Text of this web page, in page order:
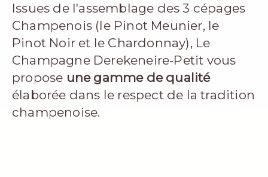
Issues de l'assemblage des 3 cépages
Champenois (le Pinot Meunier, le
Pinot Noir et le Chardonnay), Le
Champagne Derekeneire-Petit vous
propose une gamme de qualité
élaborée dans le respect de la tradition
champenoise.